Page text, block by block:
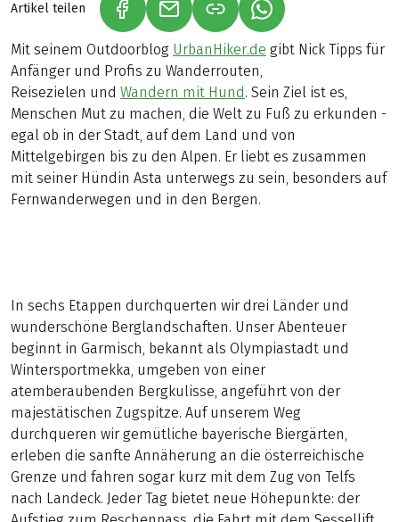
Artikel teilen (LINK ÖFFNET IN NEUEM TAB)
(LINK ÖFFNET IN NEUEM TAB)
(LINK ÖFFNET IN
Mit seinem Outdoorblog UrbanHiker.de gibt Nick Tipps für
Anfänger und Profis zu Wanderrouten,
Reisezielen und Wandern mit Hund . Sein Ziel ist es,
Menschen Mut zu machen, die Welt zu Fuß zu erkunden -
egal ob in der Stadt, auf dem Land und von
Mittelgebirgen bis zu den Alpen. Er liebt es zusammen
mit seiner Hündin Asta unterwegs zu sein, besonders auf
Fernwanderwegen und in den Bergen.
In sechs Etappen durchquerten wir drei Länder und
wunderschöne Berglandschaften. Unser Abenteuer
beginnt in Garmisch, bekannt als Olympiastadt und
Wintersportmekka, umgeben von einer
atemberaubenden Bergkulisse, angeführt von der
majestätischen Zugspitze. Auf unserem Weg
durchqueren wir gemütliche bayerische Biergärten,
erleben die sanfte Annäherung an die österreichische
Grenze und fahren sogar kurz mit dem Zug von Telfs
nach Landeck. Jeder Tag bietet neue Höhepunkte: der